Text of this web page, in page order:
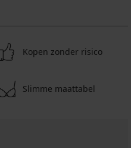
Kopen zonder risico
Slimme maattabel